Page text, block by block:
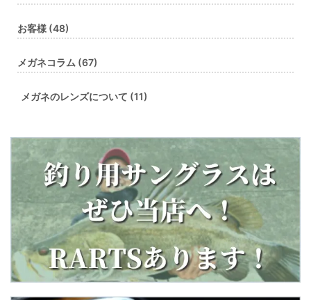
お客様 (48)
メガネコラム (67)
メガネのレンズについて (11)